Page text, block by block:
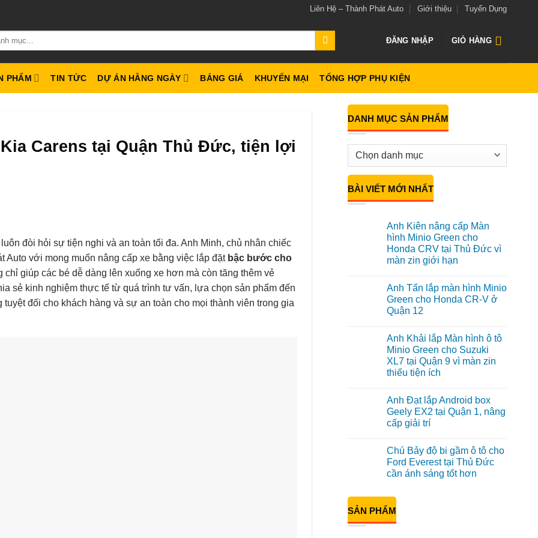
Liên Hệ – Thành Phát Auto Giới thiệu Tuyển Dụng
ĐĂNG NHẬP GIỎ HÀNG
PHẨM TIN TỨC DỰ ÁN HẰNG NGÀY BẢNG GIÁ KHUYẾN MẠI TỔNG HỢP PHỤ KIỆN
Carens tại Quận Thủ Đức, tiện lợi
đòi hỏi sự tiện nghi và an toàn tối đa. Anh Minh, chủ nhân chiếc
với mong muốn nâng cấp xe bằng việc lắp đặt bậc bước cho
chỉ giúp các bé dễ dàng lên xuống xe hơn mà còn tăng thêm vẻ
sẻ kinh nghiệm thực tế từ quá trình tư vấn, lựa chọn sản phẩm đến
đối cho khách hàng và sự an toàn cho mọi thành viên trong gia
DANH MỤC SẢN PHẨM
BÀI VIẾT MỚI NHẤT
Anh Kiên nâng cấp Màn
hình Minio Green cho
Honda CRV tại Thủ Đức vì
màn zin giới hạn
bình
luận
ở
Anh
cấp
Màn
hình
Minio
Green
cho
tại
Thủ
Đức
vì
màn
hạn
Anh Tấn lắp màn hình Minio
Green cho Honda CR-V ở
Quận 12
bình
luận
ở
Anh
Tấn
lắp
Minio
Green
cho
Honda
ở
Quận
12
Anh Khải lắp Màn hình ô tô
Minio Green cho Suzuki
XL7 tại Quận 9 vì màn zin
thiếu tiện ích
bình
luận
ở
Anh
Màn
hình
ô
tô
Minio
Suzuki
XL7
Quận
Anh Đạt lắp Android box
Geely EX2 tại Quận 1, nâng
cấp giải trí
bình
luận
ở
Anh
Android
box
Geely
EX2
Chú Bảy độ bi gầm ô tô cho
Ford Everest tại Thủ Đức
cần ánh sáng tốt hơn
bình
luận
ở
Chú
SẢN PHẨM